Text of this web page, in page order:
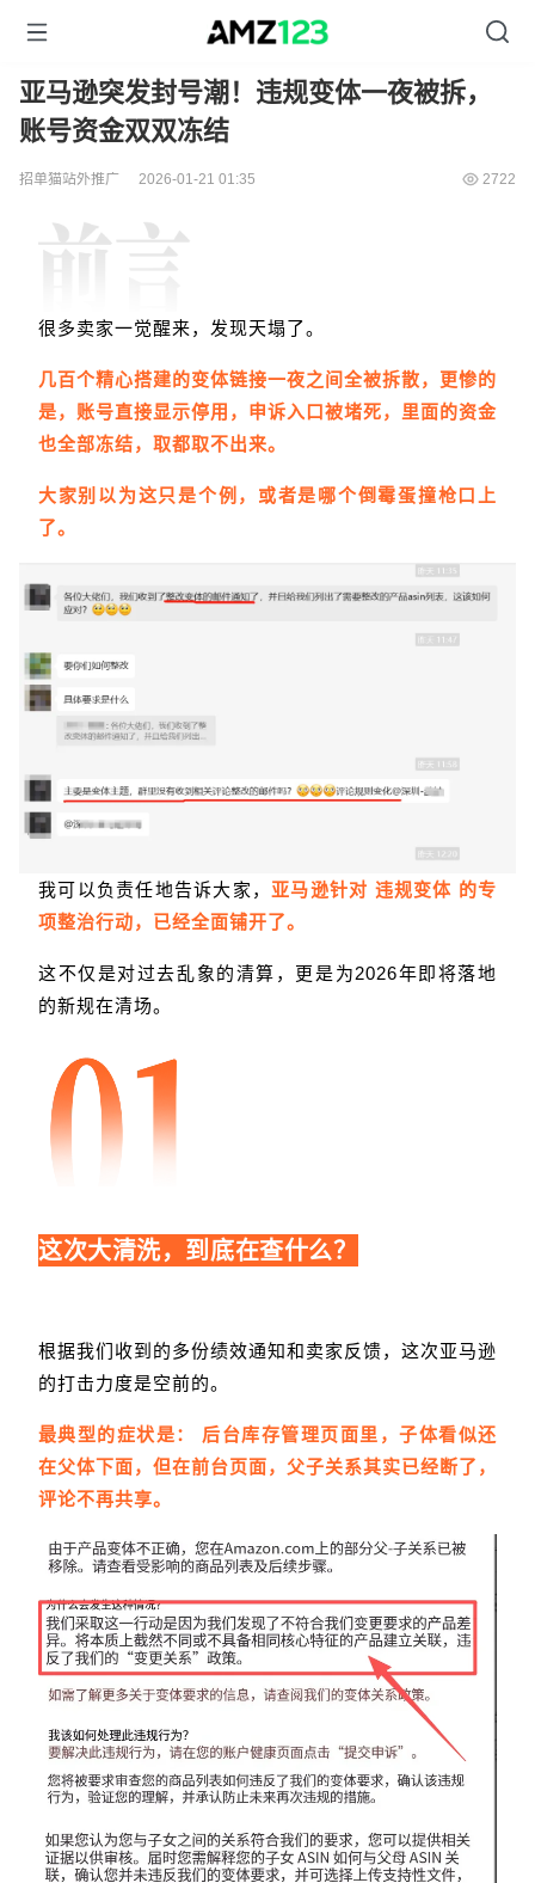
亚马逊突发封号潮！违规变体一夜被拆，
账号资金双双冻结
招单猫站外推广 2026-01-21 01:35 2722
很多卖家一觉醒来，发现天塌了。
几百个精心搭建的变体链接一夜之间全被拆散，更惨的
是，账号直接显示停用，申诉入口被堵死，里面的资金
也全部冻结，取都取不出来。
大家别以为这只是个例，或者是哪个倒霉蛋撞枪口上
了。
我可以负责任地告诉大家， 亚马逊针对 违规变体 的专
项整治行动，已经全面铺开了。
这不仅是对过去乱象的清算，更是为2026年即将落地
的新规在清场。
这次大清洗，到底在查什么？
根据我们收到的多份绩效通知和卖家反馈，这次亚马逊
的打击力度是空前的。
最典型的症状是： 后台库存管理页面里，子体看似还
在父体下面，但在前台页面，父子关系其实已经断了，
评论不再共享。